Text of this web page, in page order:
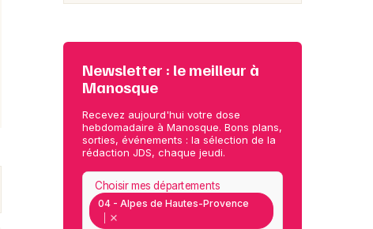
Newsletter : le meilleur à
Manosque
Recevez aujourd'hui votre dose
hebdomadaire à Manosque. Bons plans,
sorties, événements : la sélection de la
rédaction JDS, chaque jeudi.
04 - Alpes de Hautes-Provence
Choisir mes départements